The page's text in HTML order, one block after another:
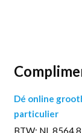
Dé online
particulier
BTW: NL